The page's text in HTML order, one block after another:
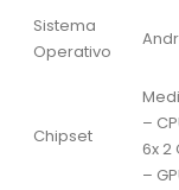
Sistema
Operativo
Chipset
–
6x 2
–